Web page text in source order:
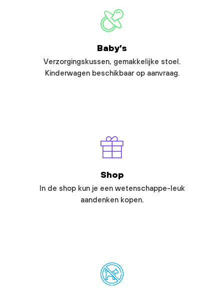
Baby’s
Verzorgingskussen, gemakkelijke stoel.
Kinderwagen beschikbaar op aanvraag.
Shop
In de shop kun je een wetenschappe-leuk
aandenken kopen.